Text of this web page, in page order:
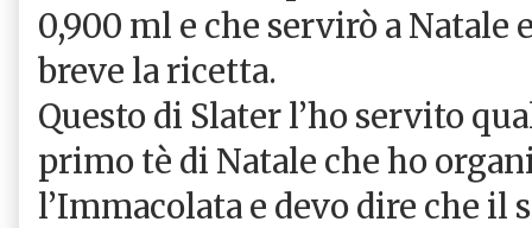
0,900 ml e che servirò a Natale
breve la ricetta.
Questo di Slater l’ho servito
primo tè di Natale che ho
l’Immacolata e devo dire che il